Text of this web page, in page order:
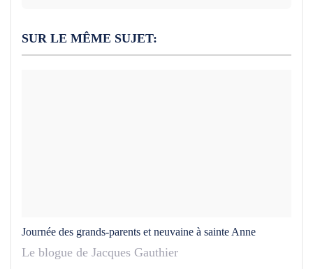
SUR LE MÊME SUJET:
Journée des grands-parents et neuvaine à sainte Anne
Le blogue de Jacques Gauthier